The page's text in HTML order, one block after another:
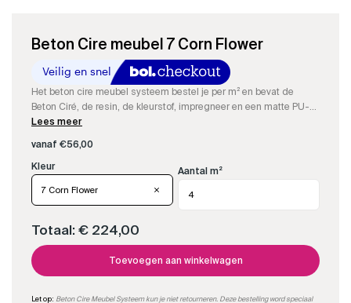
Beton Cire meubel 7 Corn Flower
Het beton cire meubel systeem bestel je per m² en bevat de
Beton Ciré, de resin, de kleurstof, impregneer en een matte PU-
sealer om een compleet waterdicht Beton Cire meubel te maken.
Lees meer
vanaf €56,00
7 Corn Flower
Aantal m²
Totaal: € 224,00
Toevoegen aan winkelwagen
Let op: Beton Cire Meubel Systeem kun je niet retourneren. Deze bestelling word speciaal